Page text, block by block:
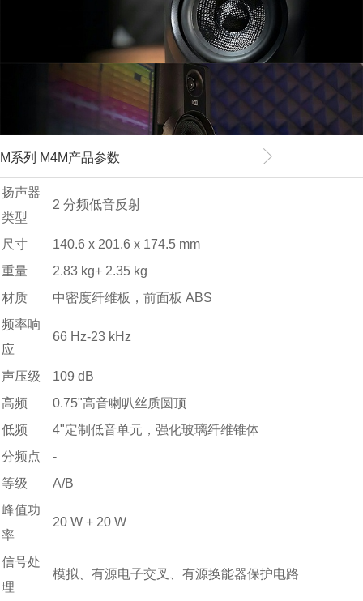
M系列 M4M产品参数
扬声器
类型
2 分频低音反射
尺寸
140.6 x 201.6 x 174.5 mm
重量
2.83 kg+ 2.35 kg
材质
中密度纤维板，前面板 ABS
频率响
应
66 Hz-23 kHz
声压级
109 dB
高频
0.75"高音喇叭丝质圆顶
低频
4"定制低音单元，强化玻璃纤维锥体
分频点
-
等级
A/B
峰值功
率
20 W + 20 W
信号处
理
模拟、有源电子交叉、有源换能器保护电路